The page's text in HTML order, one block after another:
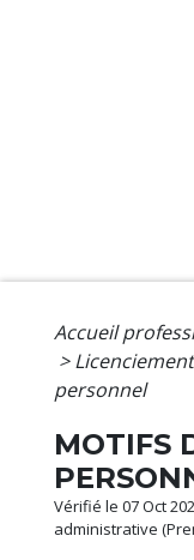
Accueil
>
personnel
MOTIFS
Vérifié le 07 Oct
administrative